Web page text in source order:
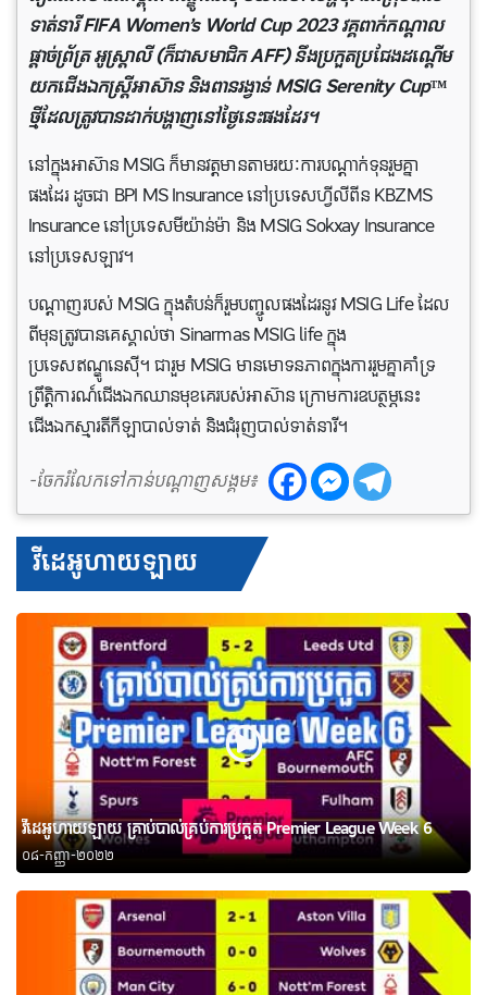
ទាត់នារី FIFA Women’s World Cup 2023 វគ្គពាក់កណ្តាល
ផ្តាច់ព្រ័ត្រ អូស្ត្រាលី (ក៏ជាសមាជិក AFF) នឹងប្រកួតប្រជែងដណ្តើម
យកជើងឯកស្ត្រីអាស៊ាន និងពានរង្វាន់ MSIG Serenity Cup™
ថ្មីដែលត្រូវបានដាក់បង្ហាញនៅថ្ងៃនេះផងដែរ។
នៅក្នុងអាស៊ាន MSIG ក៏មានវត្តមានតាមរយៈការបណ្តាក់ទុនរួមគ្នា
ផងដែរ ដូចជា BPI MS Insurance នៅប្រទេសហ្វីលីពីន KBZMS
Insurance នៅប្រទេសមីយ៉ាន់ម៉ា និង MSIG Sokxay Insurance
នៅប្រទេសឡាវ។
បណ្តាញរបស់ MSIG ក្នុងតំបន់ក៏រួមបញ្ចូលផងដែរនូវ MSIG Life ដែល
ពីមុនត្រូវបានគេស្គាល់ថា Sinarmas MSIG life ក្នុង
ប្រទេសឥណ្ឌូនេស៊ី។ ជារួម MSIG មានមោទនភាពក្នុងការរួមគ្នាគាំទ្រ
ព្រឹត្តិការណ៍ជើងឯកឈានមុខគេរបស់អាស៊ាន ក្រោមការឧបត្ថម្ភនេះ
ជើងឯកស្មារតីកីឡាបាល់ទាត់ និងជំរុញបាល់ទាត់នារី។
-ចែករំលែកទៅកាន់បណ្តាញសង្គម៖
វីដេអូហាយឡាយ
វីដេអូហាយឡាយ គ្រាប់បាល់គ្រប់ការប្រកួត Premier League Week 6
០៨-កញ្ញា-២០២២